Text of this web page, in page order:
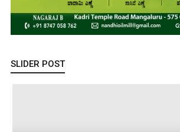
SLIDER POST